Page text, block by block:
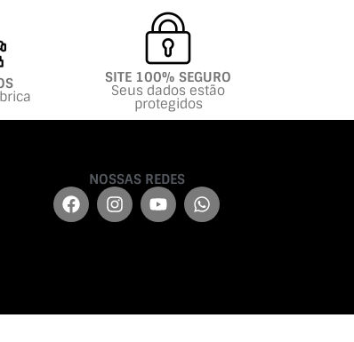
SITE 100% SEGURO
Seus dados estão
protegidos
NOSSAS REDES